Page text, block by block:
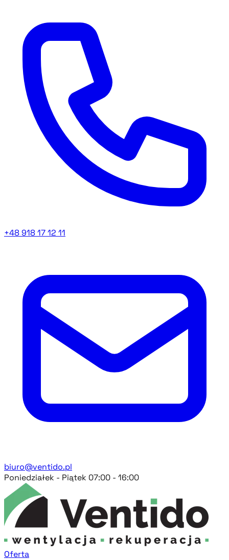
+48 918 17 12 11
biuro@ventido.pl
Poniedziałek - Piątek 07:00 - 16:00
Oferta